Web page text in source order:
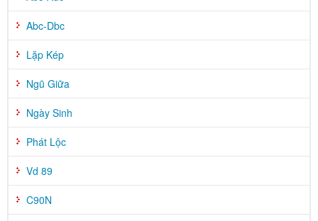
Abc-Dbc
Lặp Kép
Ngũ Giữa
Ngày Sinh
Phát Lộc
Vd 89
C90N